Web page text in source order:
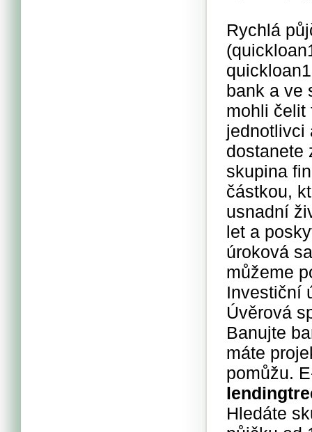
Rychlá
bank a ve
mohli čelit
jednotlivci
dostanete
skupina
částkou,
usnadní
let a
úroková
můžeme
Investiční
Úvěrová
Banujte
máte
pomůžu.
Hledáte